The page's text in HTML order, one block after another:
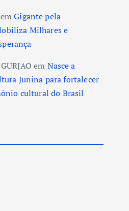
emGigante pela
Milhares e
em Nasce a
Junina para fortalecer
cultural do Brasil